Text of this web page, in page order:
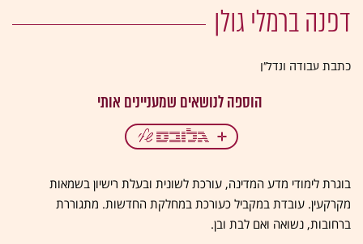
דפנה ברמלי גולן
כתבת עבודה ונדל"ן
בוגרת לימודי מדע המדינה, עורכת לשונית ובעלת רישיון בשמאות
מקרקעין. עובדת במקביל כעורכת במחלקת החדשות. מתגוררת
ברחובות, נשואה ואם לבת ובן.